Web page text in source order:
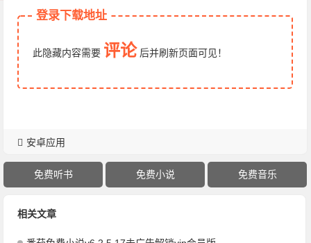
登录下载地址
此隐藏内容需要 评论 后并刷新页面可见！
安卓应用
免费听书 免费小说 免费音乐
相关文章